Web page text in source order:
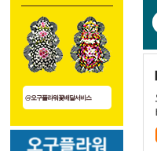
@오구플라워꽃배달서비스